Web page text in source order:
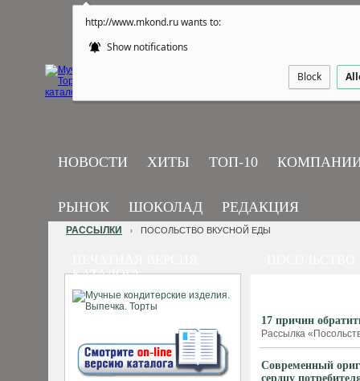
http://www.mkond.ru wants to:
Show notifications
Block
НОВОСТИ ХИТЫ ТОП-10
РЫНОК ШОКОЛАД РЕДАКЦИЯ
КАТАЛОГА
РАССЫЛКИ › ПОСОЛЬСТВО ВКУСНОЙ ЕДЫ
17 причин
Рассылка
Современный
сердцу